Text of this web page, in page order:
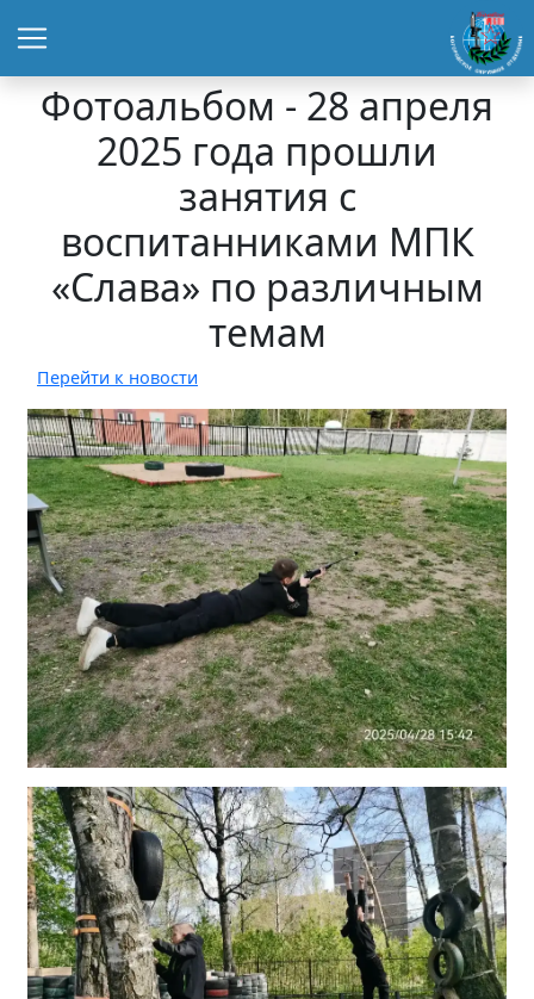
Фотоальбом - 28 апреля
2025 года прошли
занятия с
воспитанниками МПК
«Слава» по различным
темам
Перейти к новости